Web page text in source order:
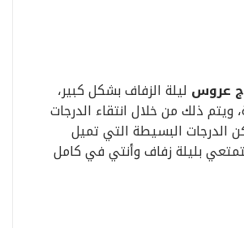
عروس ليلة الزفاف بشكل كبير،
ذلك من خلال انتقاء الدرجات
الدرجات البسيطة التي تميل
بليلة زفاف وأنتي في كامل